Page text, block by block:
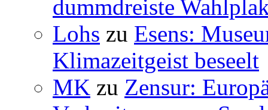
dummdreiste
Lohs zu Esens:
Klimazeitgeist beseelt
MK zu Zensur: